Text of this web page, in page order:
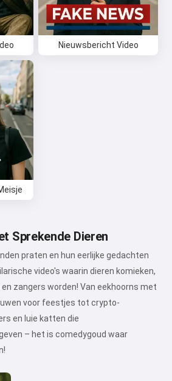
Nieuwsbericht Video
Sprekende Dieren
praten en hun eerlijke gedachten
video's waarin dieren komieken,
zangers worden! Van eekhoorns met
voor feestjes tot crypto-
en luie katten die
– het is comedygoud waar
Gebruiksvoorwaarden
,
,